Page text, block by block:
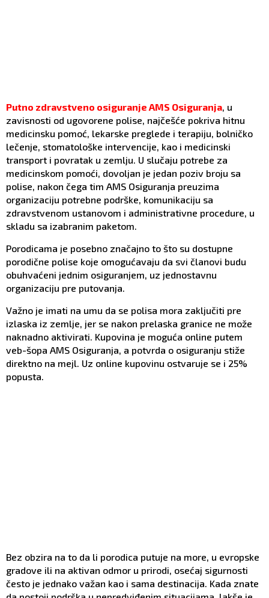
Putno zdravstveno osiguranje AMS Osiguranja, u
zavisnosti od ugovorene polise, najčešće pokriva hitnu
medicinsku pomoć, lekarske preglede i terapiju, bolničko
lečenje, stomatološke intervencije, kao i medicinski
transport i povratak u zemlju. U slučaju potrebe za
medicinskom pomoći, dovoljan je jedan poziv broju sa
polise, nakon čega tim AMS Osiguranja preuzima
organizaciju potrebne podrške, komunikaciju sa
zdravstvenom ustanovom i administrativne procedure, u
skladu sa izabranim paketom.
Porodicama je posebno značajno to što su dostupne
porodične polise koje omogućavaju da svi članovi budu
obuhvaćeni jednim osiguranjem, uz jednostavnu
organizaciju pre putovanja.
Važno je imati na umu da se polisa mora zaključiti pre
izlaska iz zemlje, jer se nakon prelaska granice ne može
naknadno aktivirati. Kupovina je moguća online putem
veb-šopa AMS Osiguranja, a potvrda o osiguranju stiže
direktno na mejl. Uz online kupovinu ostvaruje se i 25%
popusta.
Bez obzira na to da li porodica putuje na more, u evropske
gradove ili na aktivan odmor u prirodi, osećaj sigurnosti
često je jednako važan kao i sama destinacija. Kada znate